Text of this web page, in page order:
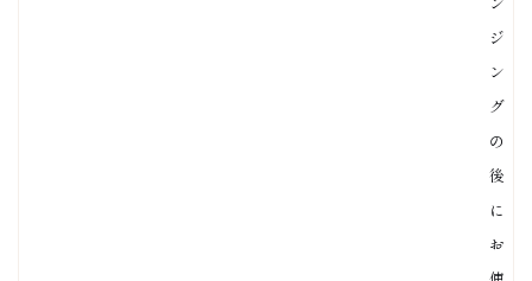
ジ
ン
グ
の
後
に
お